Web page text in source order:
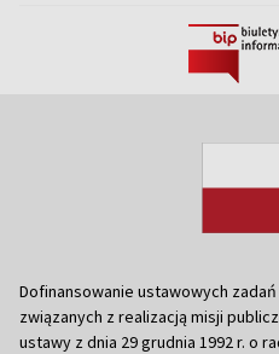
Dofinansowanie ustawowych
związanych z realizacją misji
ustawy z dnia 29 grudnia 1992 r. o